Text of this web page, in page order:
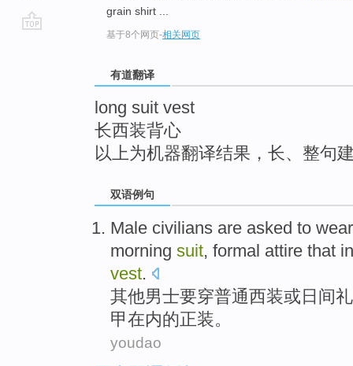
grain shirt ...
基于8个网页-相关网页
有道翻译
long suit vest
长西装背心
以上为机器翻译结果，长、整句
双语例句
Male civilians are asked to wear
morning suit, formal attire that
vest.
其他男士要穿普通西装或 日间
甲在内的正装。
youdao